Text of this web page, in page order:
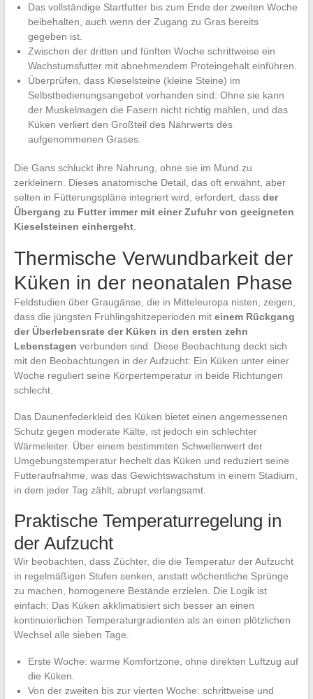
Das vollständige Startfutter bis zum Ende der zweiten Woche
beibehalten, auch wenn der Zugang zu Gras bereits
gegeben ist.
Zwischen der dritten und fünften Woche schrittweise ein
Wachstumsfutter mit abnehmendem Proteingehalt einführen.
Überprüfen, dass Kieselsteine (kleine Steine) im
Selbstbedienungsangebot vorhanden sind: Ohne sie kann
der Muskelmagen die Fasern nicht richtig mahlen, und das
Küken verliert den Großteil des Nährwerts des
aufgenommenen Grases.
Die Gans schluckt ihre Nahrung, ohne sie im Mund zu
zerkleinern. Dieses anatomische Detail, das oft erwähnt, aber
selten in Fütterungspläne integriert wird, erfordert, dass der
Übergang zu Futter immer mit einer Zufuhr von geeigneten
Kieselsteinen einhergeht.
Thermische Verwundbarkeit der
Küken in der neonatalen Phase
Feldstudien über Graugänse, die in Mitteleuropa nisten, zeigen,
dass die jüngsten Frühlingshitzeperioden mit einem Rückgang
der Überlebensrate der Küken in den ersten zehn
Lebenstagen verbunden sind. Diese Beobachtung deckt sich
mit den Beobachtungen in der Aufzucht: Ein Küken unter einer
Woche reguliert seine Körpertemperatur in beide Richtungen
schlecht.
Das Daunenfederkleid des Küken bietet einen angemessenen
Schutz gegen moderate Kälte, ist jedoch ein schlechter
Wärmeleiter. Über einem bestimmten Schwellenwert der
Umgebungstemperatur hechelt das Küken und reduziert seine
Futteraufnahme, was das Gewichtswachstum in einem Stadium,
in dem jeder Tag zählt, abrupt verlangsamt.
Praktische Temperaturregelung in
der Aufzucht
Wir beobachten, dass Züchter, die die Temperatur der Aufzucht
in regelmäßigen Stufen senken, anstatt wöchentliche Sprünge
zu machen, homogenere Bestände erzielen. Die Logik ist
einfach: Das Küken akklimatisiert sich besser an einen
kontinuierlichen Temperaturgradienten als an einen plötzlichen
Wechsel alle sieben Tage.
Erste Woche: warme Komfortzone, ohne direkten Luftzug auf
die Küken.
Von der zweiten bis zur vierten Woche: schrittweise und